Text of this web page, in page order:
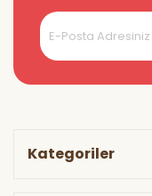
Kategoriler